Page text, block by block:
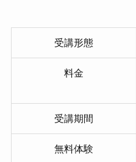
受講形態
料金
受講期間
無料体験